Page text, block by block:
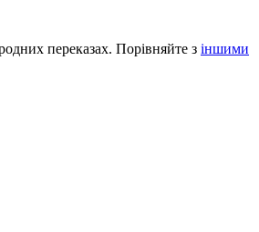
переказах. Порівняйте з іншими